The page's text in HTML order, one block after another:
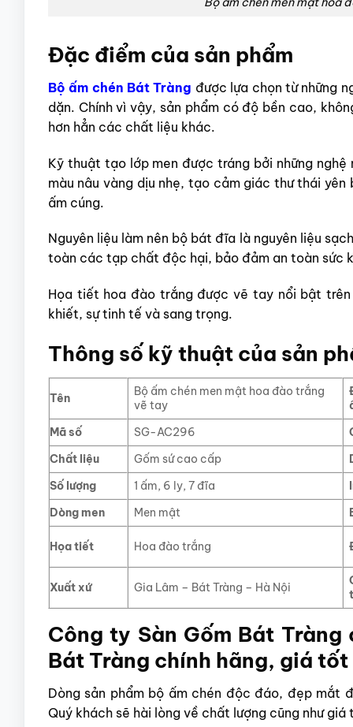
Đặc điểm của sản phẩm
Bộ ấm chén Bát Tràng được lựa chọn từ những
dặn. Chính vì vậy, sản phẩm có độ bền cao,
hơn hẳn các chất liệu khác.
Kỹ thuật tạo lớp men được tráng bởi những
màu nâu vàng dịu nhẹ, tạo cảm giác thư thái
ấm cúng.
Nguyên liệu làm nên bộ bát đĩa là nguyên liệu
toàn các tạp chất độc hại, bảo đảm an toàn sức
Họa tiết hoa đào trắng được vẽ tay nổi bật trên
khiết, sự tinh tế và sang trọng.
Thông số kỹ thuật của sản
Tên
Bộ ấm chén men mật hoa đào trắng
vẽ tay
Mã số
SG-AC296
Chất liệu
Gốm sứ cao cấp
Số lượng
1 ấm, 6 ly, 7 đĩa
Dòng men
Men mật
Họa tiết Hoa đào trắng
Xuất xứ Gia Lâm – Bát Tràng – Hà Nội
Công ty Sàn Gốm Bát
Bát Tràng chính hãng, giá tốt
Dòng sản phẩm bộ ấm chén độc đáo, đẹp
Quý khách sẽ hài lòng về chất lượng cũng như